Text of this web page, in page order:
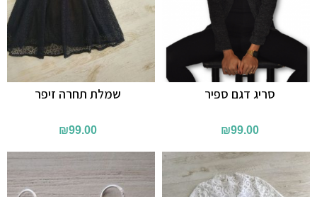
שמלת תחרה זיפר
₪99.00
סריג דגם ספיר
₪99.00